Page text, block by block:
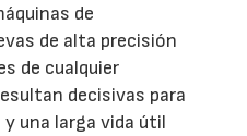
de
de alta precisión
de cualquier
decisivas para
una larga vida útil